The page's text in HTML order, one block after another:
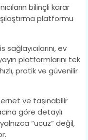
bilinçli karar
platformu
ev
platformlarını tek
pratik ve güvenilir
ve taşınabilir
göre detaylı
“ucuz” değil,